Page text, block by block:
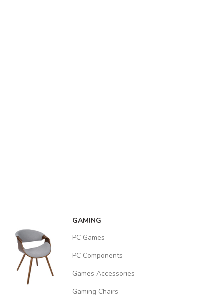
GAMING
PC Games
PC Components
Games Accessories
Gaming Chairs